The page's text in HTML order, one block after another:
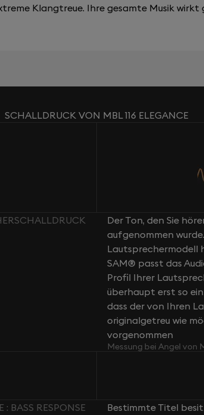
Klangtreue. Ihre gesamte Musik
SCHALLDRUCK VON MBL 116 ELEGANCE
Der Ton, den Sie
aufgenommen
Lautsprechermodell
SAM® passt das
Profil Ihrer
überhaupt erst so
dass der von Ihren
originalgetreu wie
vorgenommen
Messung bei Angel
: BASS RESPONSE
Bestimmte Titel